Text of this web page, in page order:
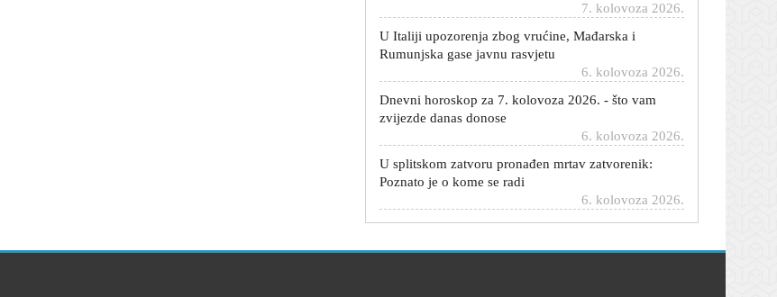
U Italiji upozorenja zbog vrućine, Mađarska i
6. kolovoza 2026.
Dnevni horoskop za 7. kolovoza 2026. - što vam
6. kolovoza 2026.
U splitskom zatvoru pronađen mrtav zatvorenik:
6. kolovoza 2026.
Trump priznao: 'Rat s Iranom će uskoro završiti,